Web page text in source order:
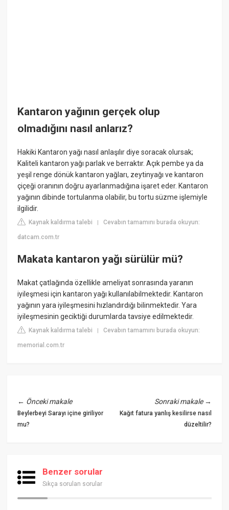
Kantaron yağının gerçek olup
olmadığını nasıl anlarız?
Hakiki Kantaron yağı nasıl anlaşılır diye soracak olursak;
Kaliteli kantaron yağı parlak ve berraktır. Açık pembe ya da
yeşil renge dönük kantaron yağları, zeytinyağı ve kantaron
çiçeği oranının doğru ayarlanmadığına işaret eder. Kantaron
yağının dibinde tortulanma olabilir, bu tortu süzme işlemiyle
ilgilidir.
Kaynak kaldırma talebi |Cevabın tamamını burada okuyun:
datcam.com.tr
Makata kantaron yağı sürülür mü?
Makat çatlağında özellikle ameliyat sonrasında yaranın
iyileşmesi için kantaron yağı kullanılabilmektedir. Kantaron
yağının yara iyileşmesini hızlandırdığı bilinmektedir. Yara
iyileşmesinin geciktiği durumlarda tavsiye edilmektedir.
Kaynak kaldırma talebi |Cevabın tamamını burada okuyun:
memorial.com.tr
← Önceki makale
Beylerbeyi Sarayı içine giriliyor
mu?
Sonraki makale→
Kağıt fatura yanlış kesilirse nasıl
düzeltilir?
Benzer sorular
Sıkça sorulan sorular